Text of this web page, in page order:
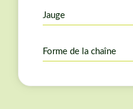
Jauge
Forme de la chaîne